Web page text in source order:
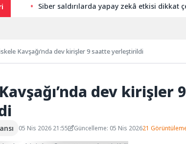
Siber saldırılarda yapay zekâ etkisi dikkat
Kavşağı’nda dev kirişler 9 saatte yerleştirildi
dev kirişler
05 Nis 2026 21:55 Güncelleme: 05 Nis 202621